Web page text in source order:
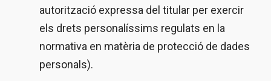
autorització expressa del titular per exercir
els drets personalíssims regulats en la
normativa en matèria de protecció de dades
personals).